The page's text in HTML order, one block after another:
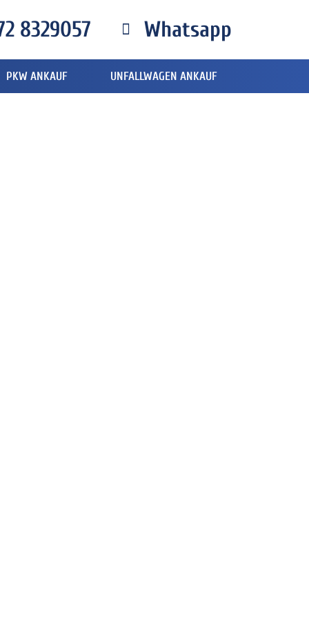
8329057 Whatsapp
PKW ANKAUF UNFALLWAGEN ANKAUF